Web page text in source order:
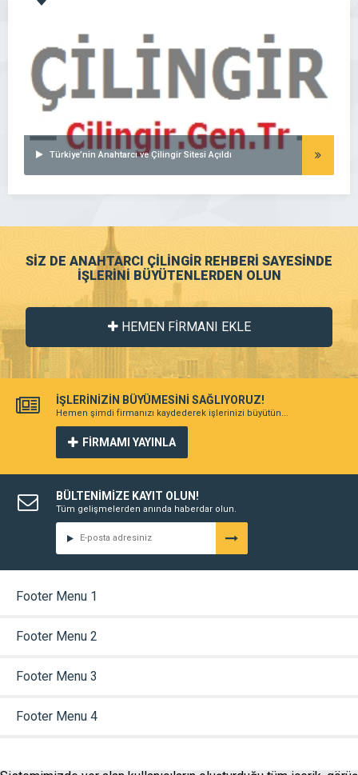
GÖR
Türkiye’nin Anahtarcı ve Çilingir Sitesi Açıldı
SİZ DE ANAHTARCI ÇİLİNGİR REHBERİ SAYESİNDE
İŞLERİNİ BÜYÜTENLERDEN OLUN
HEMEN FİRMANI EKLE
İŞLERİNİZİN BÜYÜMESİNİ SAĞLIYORUZ!
Hemen şimdi firmanızı kaydederek işlerinizi büyütün...
FİRMAMI YAYINLA
BÜLTENİMİZE KAYIT OLUN!
Tüm gelişmelerden anında haberdar olun.
Footer Menu 1
Footer Menu 2
Footer Menu 3
Footer Menu 4